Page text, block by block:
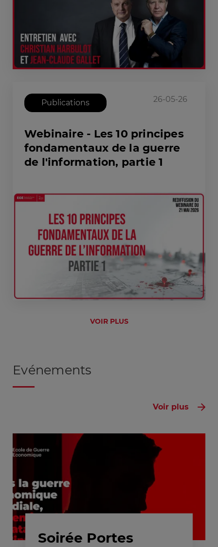
Publications 26-05-26
Webinaire - Les 10 principes
fondamentaux de la guerre
de l'information, partie 1
VOIR PLUS
Evénements
Soirée Portes
Voir plus